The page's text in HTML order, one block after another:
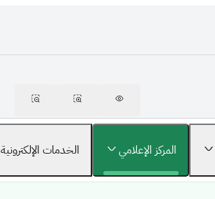
المركز الإعلامي الخدمات الإلكترونية